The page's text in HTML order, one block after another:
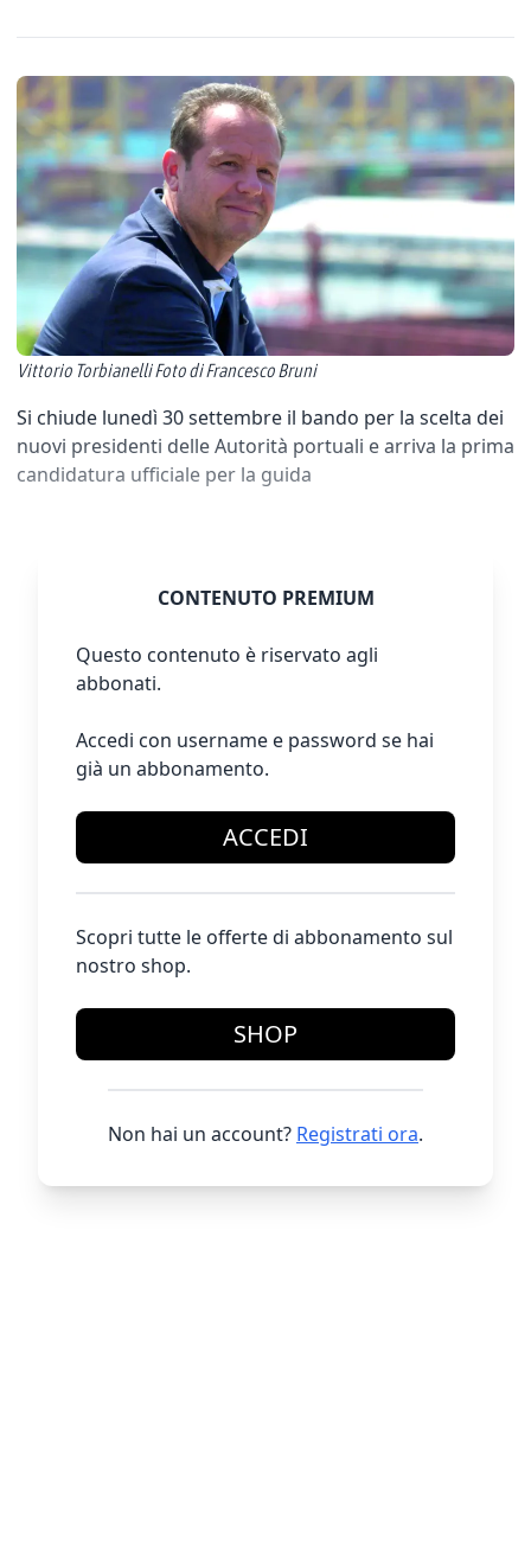
Vittorio Torbianelli Foto di Francesco Bruni
Si chiude lunedì 30 settembre il bando per la scelta dei
nuovi presidenti delle Autorità portuali e arriva la prima
candidatura ufficiale per la guida
CONTENUTO PREMIUM
Questo contenuto è riservato agli
abbonati.
Accedi con username e password se hai
già un abbonamento.
ACCEDI
Scopri tutte le offerte di abbonamento sul
nostro shop.
SHOP
Non hai un account? Registrati ora.